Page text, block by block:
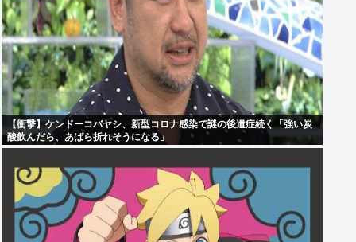
【衝撃】ケンドーコバヤシ、新型コロナ感染で謎の後遺症続く「強い炭
酸飲んだら、あばら折れそうになる」